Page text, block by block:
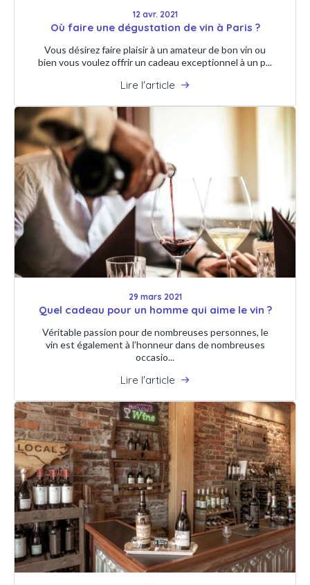
12 avr. 2021
Où faire une dégustation de vin à Paris ?
Vous désirez faire plaisir à un amateur de bon vin ou
bien vous voulez offrir un cadeau exceptionnel à un p...
Lire l'article
29 mars 2021
Quel cadeau pour un homme qui aime le vin ?
Véritable passion pour de nombreuses personnes, le
vin est également à l’honneur dans de nombreuses
occasio...
Lire l'article